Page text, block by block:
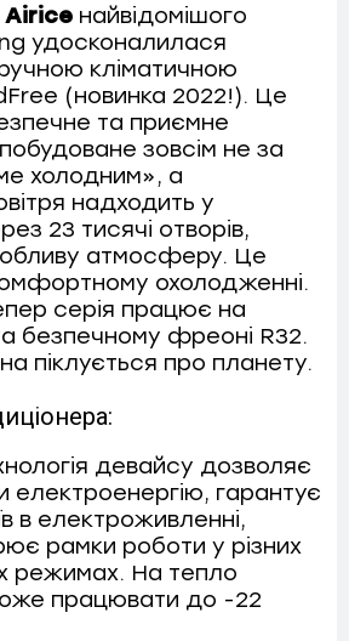
Airice найвідомішого
удосконалилася
кліматичною
(новинка 2022!). Це
та приємне
зовсім не за
холодним», а
надходить у
23 тисячі отворів,
атмосферу. Це
охолодженні.
серія працює на
безпечному фреоні R32.
піклується про планету.
девайсу дозволяє
гарантує
в електроживленні,
рамки роботи у різних
режимах. На тепло
працювати до -22